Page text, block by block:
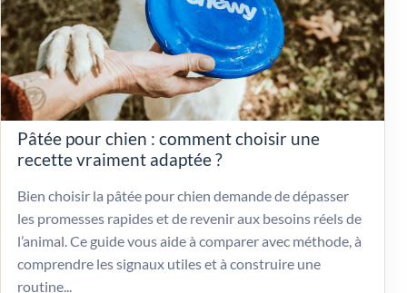
Pâtée pour chien : comment choisir une
recette vraiment adaptée ?
Bien choisir la pâtée pour chien demande de dépasser
les promesses rapides et de revenir aux besoins réels de
l’animal. Ce guide vous aide à comparer avec méthode, à
comprendre les signaux utiles et à construire une
routine...